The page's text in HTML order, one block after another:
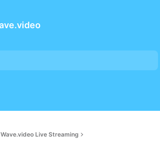
Live Streaming